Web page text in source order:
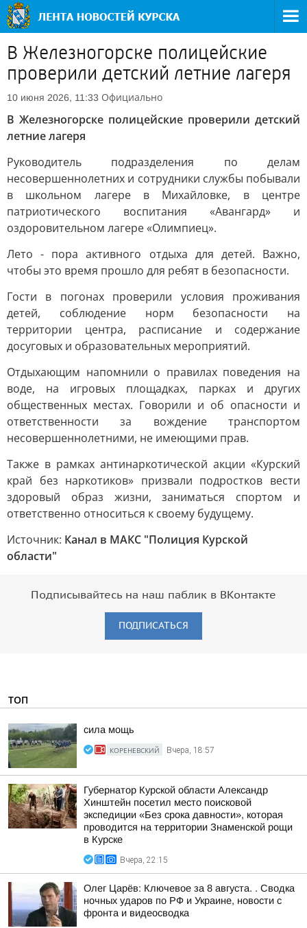
В Железногорске полицейские
проверили детский летние лагеря
10 июня 2026, 11:33 Официально
В Железногорске полицейские проверили детский
летние лагеря
Руководитель подразделения по делам
несовершеннолетних и сотрудники службы побывали
в школьном лагере в Михайловке, в центре
патриотического воспитания «Авангард» и
оздоровительном лагере «Олимпиец».
Лето - пора активного отдыха для детей. Важно,
чтобы это время прошло для ребят в безопасности.
Гости в погонах проверили условия проживания
детей, соблюдение норм безопасности на
территории центра, расписание и содержание
досуговых и образовательных мероприятий.
Отдыхающим напомнили о правилах поведения на
воде, на игровых площадках, парках и других
общественных местах. Говорили и об опасности и
ответственности за вождение транспортом
несовершеннолетними, не имеющими прав.
Также в рамках антинаркотической акции «Курский
край без наркотиков» призвали подростков вести
здоровый образ жизни, заниматься спортом и
ответственно относиться к своему будущему.
Источник: Канал в МАКС "Полиция Курской
области"
Подписывайтесь на наш паблик в ВКонтакте
ПОДПИСАТЬСЯ
ТОП
сила мощь
КОРЕНЕВСКИЙ Вчера, 18:57
Губернатор Курской области Александр
Хинштейн посетил место поисковой
экспедиции «Без срока давности», которая
проводится на территории Знаменской рощи
в Курске
Вчера, 22:15
Олег Царёв: Ключевое за 8 августа. . Сводка
ночных ударов по РФ и Украине, новости с
фронта и видеосводка